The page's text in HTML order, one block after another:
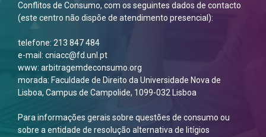
Conflitos de Consumo, com os seguintes dados de contacto
(este centro não dispõe de atendimento presencial):
telefone: 213 847 484
e-mail: cniacc@fd.unl.pt
www: arbitragemdeconsumo.org
morada: Faculdade de Direito da Universidade Nova de
Lisboa, Campus de Campolide, 1099-032 Lisboa
Para informações gerais sobre questões de consumo ou
sobre a entidade de resolução alternativa de litígios